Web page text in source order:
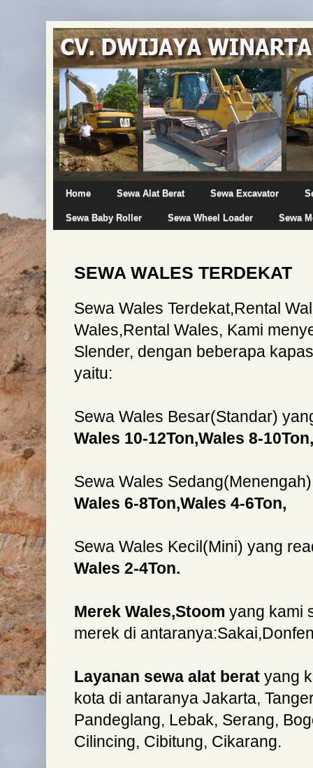
Home Sewa Alat Berat Sewa Excavator
Sewa Baby Roller Sewa Wheel Loader Sewa
SEWA WALES TERDEKAT
Sewa Wales Terdekat,Rental
Wales,Rental Wales, Kami
Slender, dengan beberapa
yaitu:
Sewa Wales Besar(Standar)
Wales 10-12Ton,Wales 8-10Ton,
Sewa Wales
Wales 6-8Ton,Wales 4-6Ton,
Sewa Wales Kecil(Mini) yang
Wales 2-4Ton.
Merek Wales,Stoom yang kami
merek di
Layanan sewa alat berat yang
kota di antaranya Jakarta,
Pandeglang, Lebak, Serang,
Cilincing, Cibitung, Cikarang.